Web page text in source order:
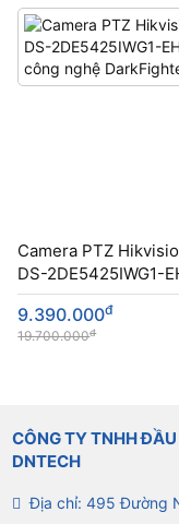
Camera PTZ
DS-2DE5425IWG1-
công nghệ
9.390.000đ
19.700.000đ
CÔNG TY TNHH
DNTECH
Địa chỉ: 495 Đường